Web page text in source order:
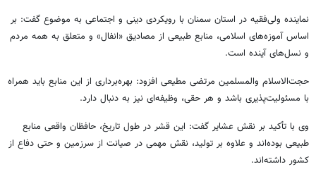
نماینده ولی‌فقیه در استان سمنان با رویکردی دینی و اجتماعی به موضوع گفت: بر
اساس آموزه‌های اسلامی، منابع طبیعی از مصادیق «انفال» و متعلق به همه مردم
و نسل‌های آینده است.
حجت‌الاسلام والمسلمین مرتضی مطیعی افزود: بهره‌برداری از این منابع باید همراه
با مسئولیت‌پذیری باشد و هر حقی، وظیفه‌ای نیز به دنبال دارد.
وی با تأکید بر نقش عشایر گفت: این قشر در طول تاریخ، حافظان واقعی منابع
طبیعی بوده‌اند و علاوه بر تولید، نقش مهمی در صیانت از سرزمین و حتی دفاع از
کشور داشته‌اند.